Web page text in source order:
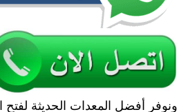
ونوفر أفضل المعدات الحديثة لفتح